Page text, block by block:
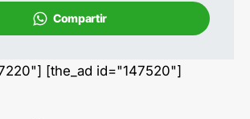
Compartir
[the_ad id="147520"]